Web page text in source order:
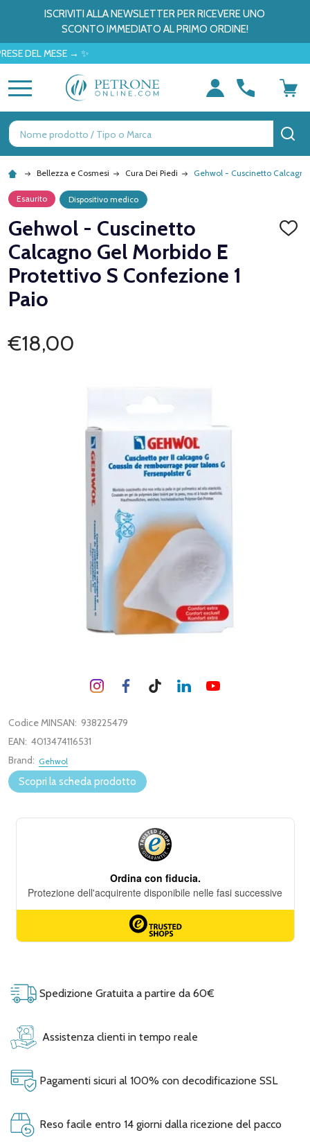
ISCRIVITI ALLA NEWSLETTER PER RICEVERE UNO
SCONTO IMMEDIATO AL PRIMO ORDINE!
MESE → ✨
Ricerca
Bellezza e Cosmesi Cura Dei Piedi Gehwol - Cuscinetto
Esaurito Dispositivo medico
Gehwol - Cuscinetto
Calcagno Gel Morbido E
Protettivo S Confezione 1
Paio
€18,00
Codice MINSAN: 938225479
EAN: 4013474116531
Brand: Gehwol
Scopri la scheda prodotto
Spedizione Gratuita a partire da 60€
Assistenza clienti in tempo reale
Pagamenti sicuri al 100% con decodificazione SSL
Reso facile entro 14 giorni dalla ricezione del pacco